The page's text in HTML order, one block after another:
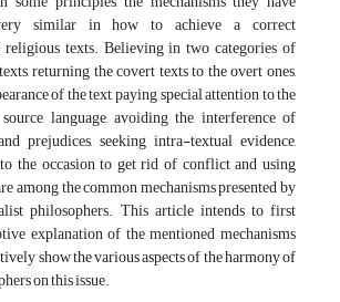
similar in how to achieve a correct
texts. Believing in two categories of
returning the covert texts to the overt ones,
of the text, paying special attention to the
language, avoiding the interference of
prejudices, seeking intra-textual evidence,
the occasion to get rid of conflict and using
among the common mechanisms presented by
philosophers. This article intends to first
explanation of the mentioned mechanisms
show the various aspects of the harmony of
on this issue.